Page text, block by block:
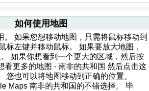
如何使用地图
。 如果您想移动地图，只需将鼠标移动到
标左键并移动鼠标。 如果要放大地图，
如果你想看到一个更大的区域，然后按
看更多的地图 - 南非的共和国 然后点击这
您也可以将地图移动到正确的位置。
Maps 南非的共和国的不错选择。 毕